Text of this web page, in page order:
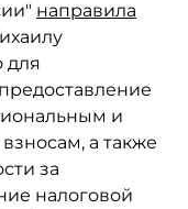
направила
для
и
а также
за
налоговой